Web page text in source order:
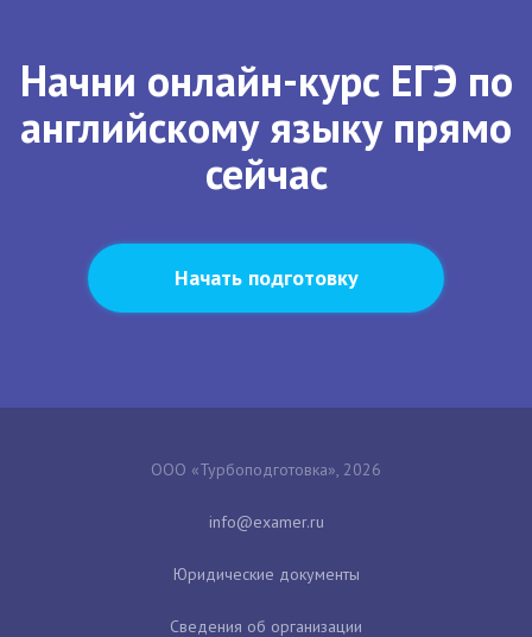
Начни онлайн-курс ЕГЭ по
английскому языку прямо
сейчас
Начать подготовку
ООО «Турбоподготовка», 2026
Юридические документы
Сведения об организации